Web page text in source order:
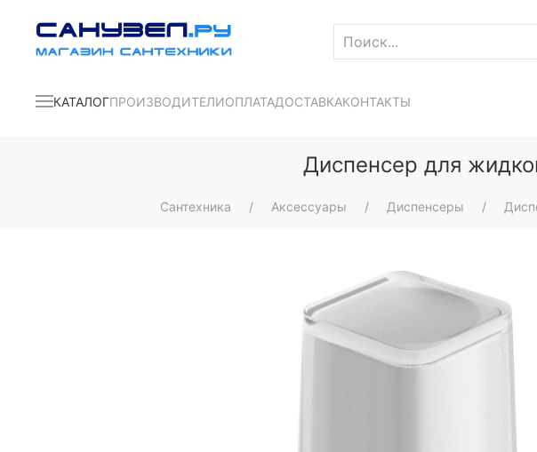
КАТАЛОГПРОИЗВОДИТЕЛИОПЛАТАДОСТАВКАКОНТАКТЫ
Диспенсер для
Сантехника Аксессуары Диспенсеры